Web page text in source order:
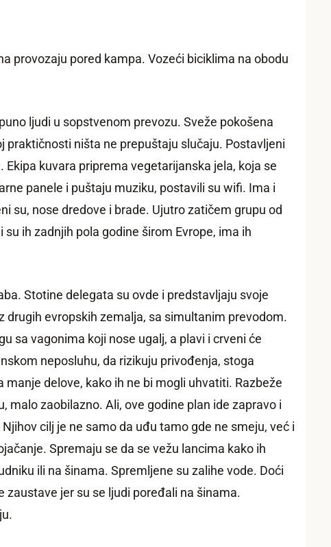
provozaju pored kampa. Vozeći biciklima na obodu
ljudi u sopstvenom prevozu. Sveže pokošena
praktičnosti ništa ne prepuštaju slučaju. Postavljeni
kuvara priprema vegetarijanska jela, koja se
panele i puštaju muziku, postavili su wifi. Ima i
su, nose dredove i brade. Ujutro zatičem grupu od
ih zadnjih pola godine širom Evrope, ima ih
Stotine delegata su ovde i predstavljaju svoje
drugih evropskih zemalja, sa simultanim prevodom.
sa vagonima koji nose ugalj, a plavi i crveni će
neposluhu, da rizikuju privođenja, stoga
delove, kako ih ne bi mogli uhvatiti. Razbeže
zaobilazno. Ali, ove godine plan ide zapravo i
cilj je ne samo da uđu tamo gde ne smeju, već i
Spremaju se da se vežu lancima kako ih
ili na šinama. Spremljene su zalihe vode. Doći
jer su se ljudi poređali na šinama.